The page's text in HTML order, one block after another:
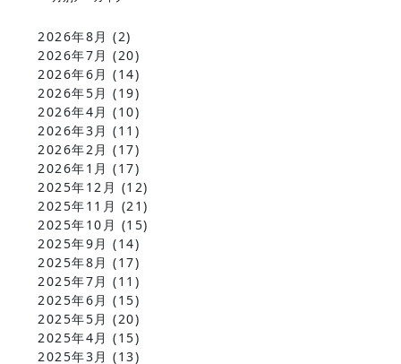
2026年8月 (2)
2026年7月 (20)
2026年6月 (14)
2026年5月 (19)
2026年4月 (10)
2026年3月 (11)
2026年2月 (17)
2026年1月 (17)
2025年12月 (12)
2025年11月 (21)
2025年10月 (15)
2025年9月 (14)
2025年8月 (17)
2025年7月 (11)
2025年6月 (15)
2025年5月 (20)
2025年4月 (15)
2025年3月 (13)